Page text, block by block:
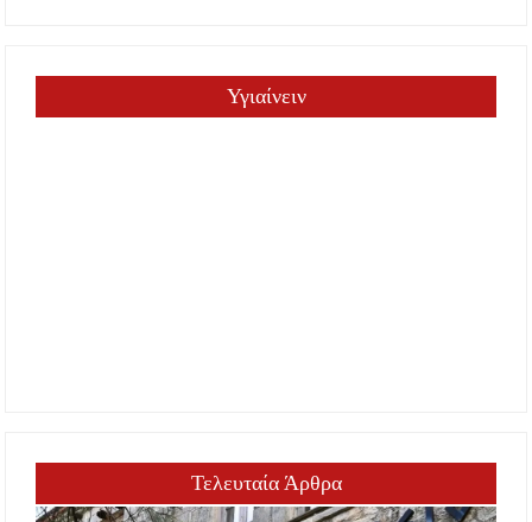
Υγιαίνειν
Τελευταία Άρθρα